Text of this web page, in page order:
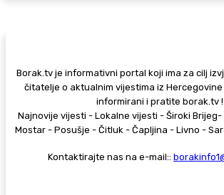
Borak.tv je informativni portal koji ima za cilj
čitatelje o aktualnim vijestima iz
informirani i pratite borak.tv !
Najnovije vijesti - Lokalne vijesti - Široki
Mostar - Posušje - Čitluk - Čapljina - Livno -
Kontaktirajte nas na e-mail::